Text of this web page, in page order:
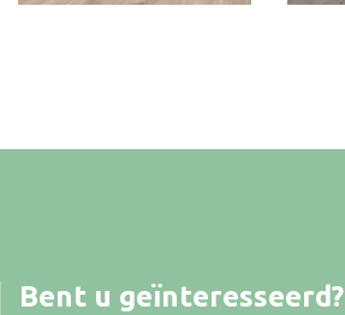
Bent u geïnteresseerd?